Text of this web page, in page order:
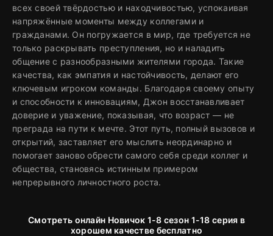
всех своей твёрдостью и находчивостью, успокаивая
напряжённые моменты между коллегами и
гражданами. Он погружается в мир, где требуется не
только раскрывать преступления, но и наладить
общение с разнообразными жителями города. Такие
качества, как эмпатия и настойчивость, делают его
ключевым игроком команды. Благодаря своему опыту
и способности к инновациям, Джон восстанавливает
доверие и уважение, показывая, что возраст — не
преграда на пути к мечте. Этот путь, полный вызовов и
открытий, заставляет его мыслить неординарно и
помогает заново обрести самого себя среди коллег и
общества, становясь истинным примером
непрерывного личностного роста.
Смотреть онлайн Новичок 1-8 сезон 1-18 серия в
хорошем качестве бесплатно